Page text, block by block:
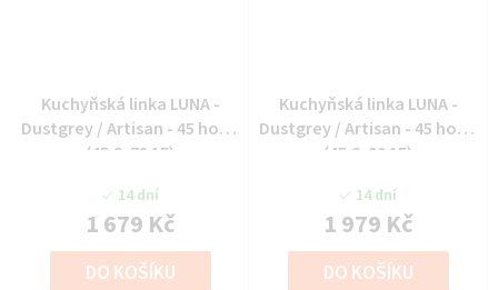
Kuchyňská linka LUNA -
Dustgrey / Artisan - 45 horní
(45 G-72 1F)
14 dní
1 679 Kč
DO KOŠÍKU
Kuchyňská linka LUNA -
Dustgrey / Artisan - 45 horní
(45 G-90 1F)
14 dní
1 979 Kč
DO KOŠÍKU